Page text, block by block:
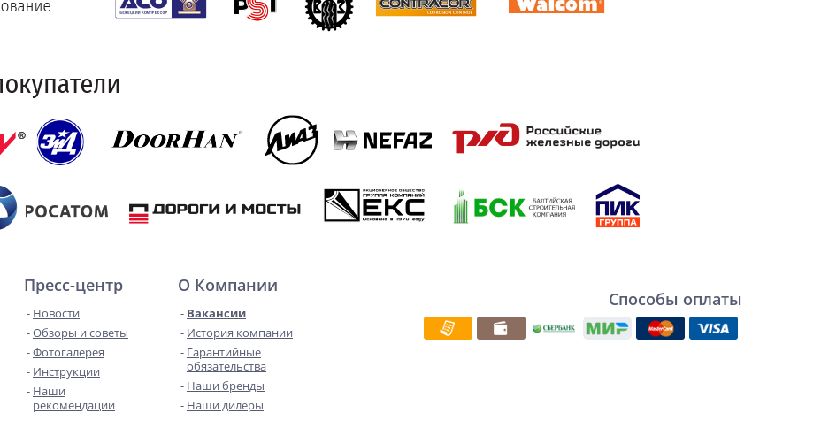
Пресс-центр
Новости
Обзоры и советы
Фотогалерея
Инструкции
Наши
рекомендации
О Компании
Вакансии
История компании
Гарантийные
обязательства
Наши бренды
Наши дилеры
Способы оплаты